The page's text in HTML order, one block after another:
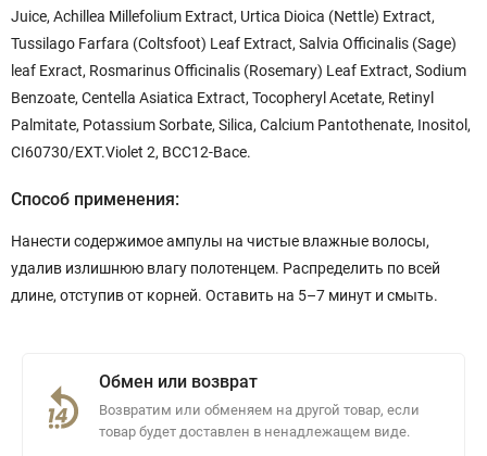
Juice, Achillea Millefolium Extract, Urtica Dioica (Nettle) Extract,
Tussilago Farfara (Coltsfoot) Leaf Extract, Salvia Officinalis (Sage)
leaf Exract, Rosmarinus Officinalis (Rosemary) Leaf Extract, Sodium
Benzoate, Centella Asiatica Extract, Tocopheryl Acetate, Retinyl
Palmitate, Potassium Sorbate, Silica, Calcium Pantothenate, Inositol,
CI60730/EXT.Violet 2, BCC12-Bace.
Способ применения:
Нанести содержимое ампулы на чистые влажные волосы,
удалив излишнюю влагу полотенцем. Распределить по всей
длине, отступив от корней. Оставить на 5–7 минут и смыть.
Обмен или возврат
Возвратим или обменяем на другой товар, если
товар будет доставлен в ненадлежащем виде.